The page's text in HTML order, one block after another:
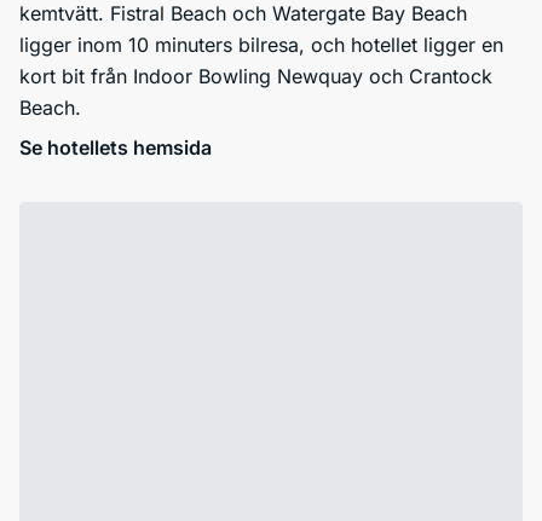
kemtvätt. Fistral Beach och Watergate Bay Beach
ligger inom 10 minuters bilresa, och hotellet ligger en
kort bit från Indoor Bowling Newquay och Crantock
Beach.
Se hotellets hemsida